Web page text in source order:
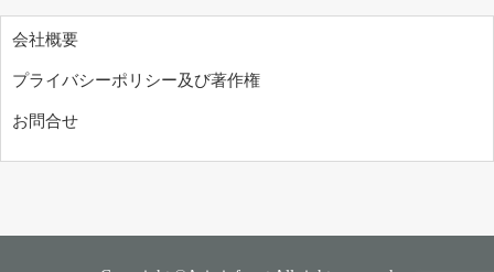
会社概要
プライバシーポリシー及び著作権
お問合せ